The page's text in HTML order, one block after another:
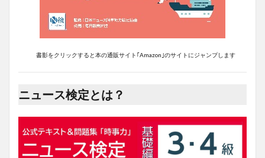
書影をクリックすると本の通販サイト｢Amazon｣のサイトにジャンプします
ニュース検定とは？